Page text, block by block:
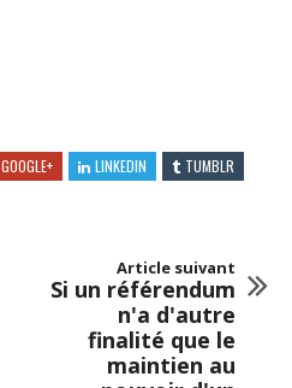
GOOGLE+ LINKEDIN
TUMBLR
Article suivant
Si un référendum
n'a d'autre
finalité que le
maintien au